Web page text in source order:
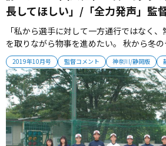
2019年10月号 監督コメント 神奈川/静岡版
長してほしい」/「全力発声」監
「私から選手に対して一方通行ではなく
を取りながら物事を進めたい。 秋から冬
すること。 そのために、今はトレーニング
た、人間的に成長することも大事だと考え
りなくて、チームに何が必要とされている
る力も...